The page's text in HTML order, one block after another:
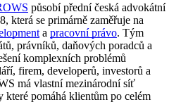
působí přední česká advokátní
která se primárně zaměřuje na
a pracovní právo. Tým
právníků, daňových poradců a
komplexních problémů
firem, developerů, investorů a
má vlastní mezinárodní síť
které pomáhá klientům po celém